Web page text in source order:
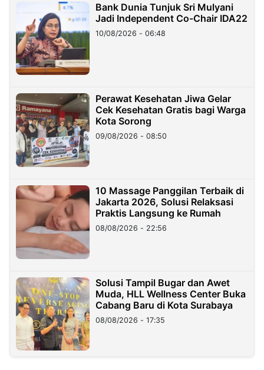
Bank Dunia Tunjuk Sri Mulyani
Jadi Independent Co-Chair IDA22
10/08/2026 - 06:48
Perawat Kesehatan Jiwa Gelar
Cek Kesehatan Gratis bagi Warga
Kota Sorong
09/08/2026 - 08:50
10 Massage Panggilan Terbaik di
Jakarta 2026, Solusi Relaksasi
Praktis Langsung ke Rumah
08/08/2026 - 22:56
Solusi Tampil Bugar dan Awet
Muda, HLL Wellness Center Buka
Cabang Baru di Kota Surabaya
08/08/2026 - 17:35